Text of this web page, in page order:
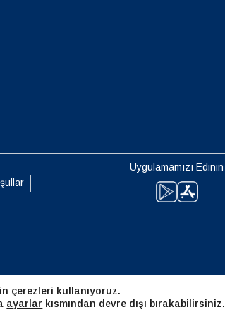
Uygulamamızı Edinin
繁體中文
GBP - İngiliz Sterlini
NZD - Yeni Zelanda Doları
çerezleri kullanıyoruz.
ayarlar kısmından devre dışı bırakabilirsiniz.